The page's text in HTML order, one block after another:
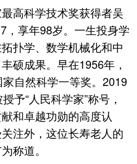
高科学技术奖获得者吴
，享年98岁。一生投身学
扑学、数学机械化和中
硕成果。早在1956年，
自然科学一等奖。2019
予“人民科学家”称号，
和卓越功勋的高度认
注外，这位长寿老人的
称道。